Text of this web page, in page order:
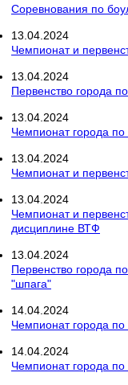
Соревнования по
13.04.2024
Чемпионат и
13.04.2024
Первенство города
13.04.2024
Чемпионат города по
13.04.2024
Чемпионат и
13.04.2024
Чемпионат и
дисциплине ВТФ
13.04.2024
Первенство города
"шпага"
14.04.2024
Чемпионат города по
14.04.2024
Чемпионат города